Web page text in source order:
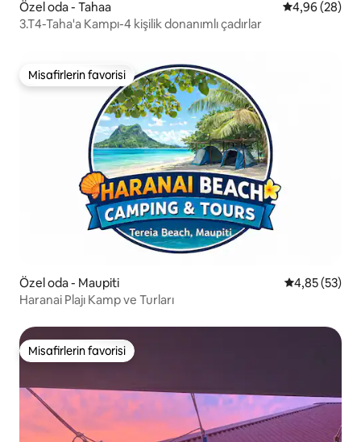
Özel oda - Tahaa 5 üzerinden
4,96 (28)
3.T4-Taha'a Kampı-4 kişilik donanımlı çadırlar
Misafirlerin favorisi
Misafirlerin favorisi
Özel oda - Maupiti 5 üzerinden
4,85 (53)
Haranai Plajı Kamp ve Turları
Misafirlerin favorisi
Misafirlerin favorisi